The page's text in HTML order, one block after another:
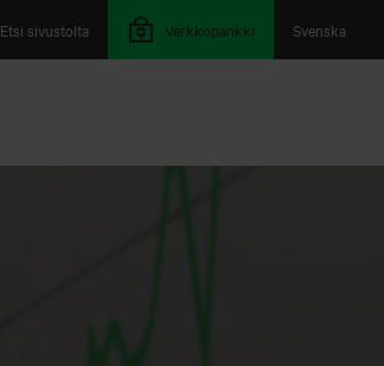
Svenska
Etsi sivustolta Verkkopankki